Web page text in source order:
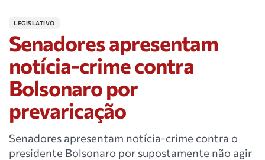
LEGISLATIVO
Senadores apresentam
notícia-crime contra
Bolsonaro por
prevaricação
Senadores apresentam notícia-crime contra o
presidente Bolsonaro por supostamente não agir